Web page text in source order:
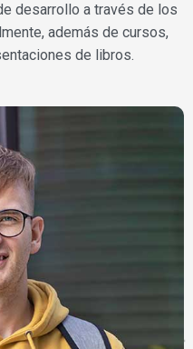
desarrollo a través de los
además de cursos,
de libros.